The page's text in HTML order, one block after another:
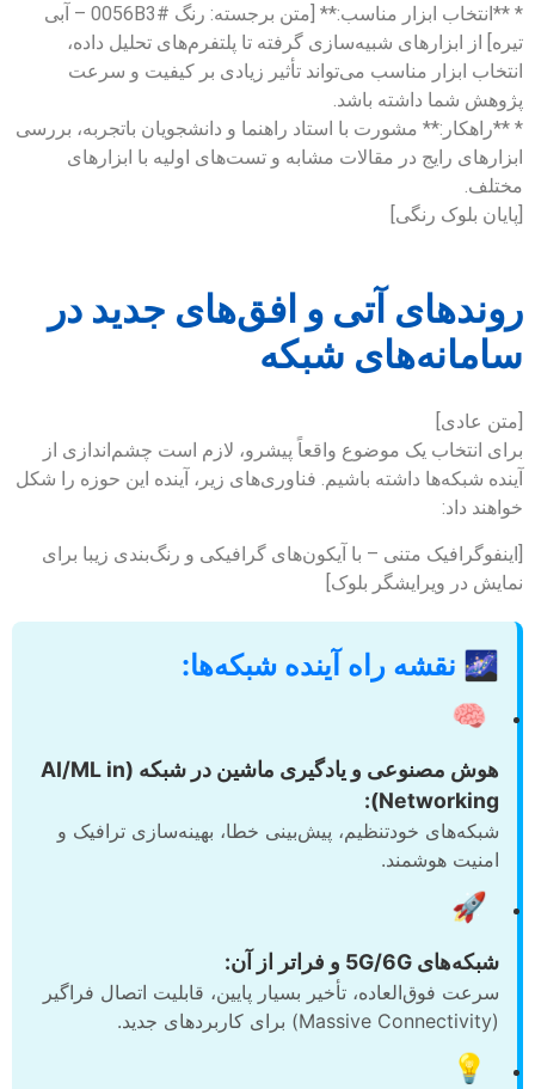
* **انتخاب ابزار مناسب:** [متن برجسته: رنگ #0056B3 – آبی
تیره] از ابزارهای شبیه‌سازی گرفته تا پلتفرم‌های تحلیل داده،
انتخاب ابزار مناسب می‌تواند تأثیر زیادی بر کیفیت و سرعت
پژوهش شما داشته باشد.
* **راهکار:** مشورت با استاد راهنما و دانشجویان باتجربه، بررسی
ابزارهای رایج در مقالات مشابه و تست‌های اولیه با ابزارهای
مختلف.
[پایان بلوک رنگی]
روندهای آتی و افق‌های جدید در
سامانه‌های شبکه
[متن عادی]
برای انتخاب یک موضوع واقعاً پیشرو، لازم است چشم‌اندازی از
آینده شبکه‌ها داشته باشیم. فناوری‌های زیر، آینده این حوزه را شکل
خواهند داد:
[اینفوگرافیک متنی – با آیکون‌های گرافیکی و رنگ‌بندی زیبا برای
نمایش در ویرایشگر بلوک]
🌌 نقشه راه آینده شبکه‌ها:
🧠
هوش مصنوعی و یادگیری ماشین در شبکه (AI/ML in
Networking):
شبکه‌های خودتنظیم، پیش‌بینی خطا، بهینه‌سازی ترافیک و
امنیت هوشمند.
🚀
شبکه‌های 5G/6G و فراتر از آن:
سرعت فوق‌العاده، تأخیر بسیار پایین، قابلیت اتصال فراگیر
(Massive Connectivity) برای کاربردهای جدید.
💡